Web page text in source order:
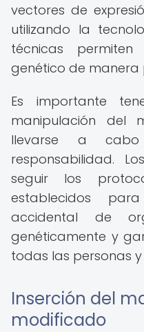
vectores de
utilizando la
técnicas
genético de
Es importante
manipulación del
llevarse a
responsabilidad.
seguir los
establecidos
accidental de
genéticamente y
todas las personas
Inserción del
modificado